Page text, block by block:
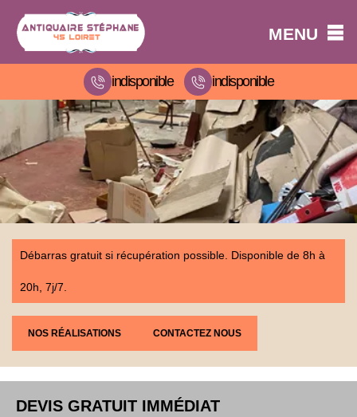
MENU
indisponible indisponible
Débarras gratuit si récupération possible. Disponible de 8h à
20h, 7j/7.
NOS RÉALISATIONS CONTACTEZ NOUS
DEVIS GRATUIT IMMÉDIAT